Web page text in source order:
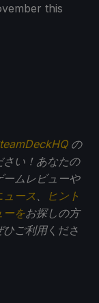
this
の
い！あなたの
ムレビューや
ュース
ヒント
ーをお探しの方
ひご利用くださ